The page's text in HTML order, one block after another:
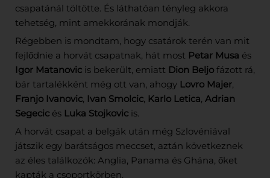
csapatánál töltötte. És láthatóan tényleg akkora
tehetség, mint amekkorának mondják.
Régebben is mondtam, hogy csatárok terén van mit
fejlődnie a horvát csapatnak, hát most Petar Musa és
Igor Matanovic is bekerült, emiatt Dion Beljo fázott rá,
bár tartalékként még ott van, ahogy Lovro Majer,
Franjo Ivanovic, Ivan Smolcic, Karlo Letica, Adrian
Segecic és Luka Stojkovic is.
A horvát csapat a belgák után még Szlovéniával
játszik egy barátságos meccset, aztán következnek
az éles találkozók: Anglia, Panama és Ghána, őket
kapták a csoportkörben.